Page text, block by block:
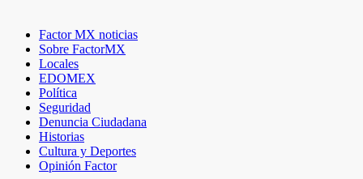
Factor MX noticias
Sobre FactorMX
Locales
EDOMEX
Política
Seguridad
Denuncia Ciudadana
Historias
Cultura y Deportes
Opinión Factor